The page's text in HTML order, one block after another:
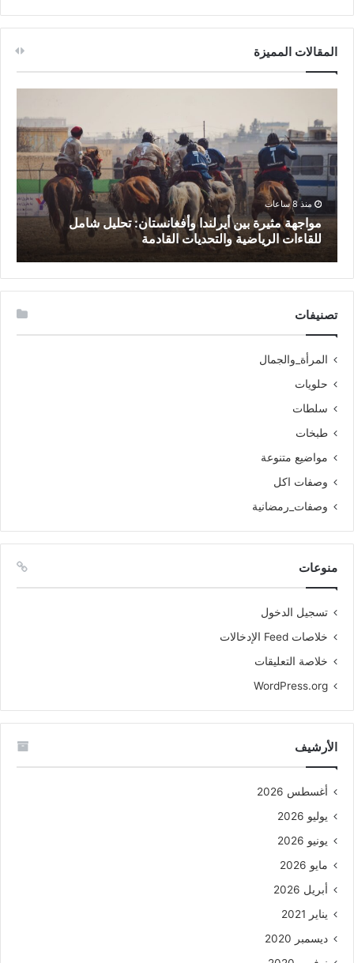
المقالات المميزة
منذ 8 ساعات
مواجهة مثيرة بين أيرلندا وأفغانستان: تحليل شامل
للقاءات الرياضية والتحديات القادمة
تصنيفات
المرأة_والجمال
حلويات
سلطات
طبخات
مواضيع متنوعة
وصفات اكل
وصفات_رمضانية
منوعات
تسجيل الدخول
خلاصات Feed الإدخالات
خلاصة التعليقات
WordPress.org
الأرشيف
أغسطس 2026
يوليو 2026
يونيو 2026
مايو 2026
أبريل 2026
يناير 2021
ديسمبر 2020